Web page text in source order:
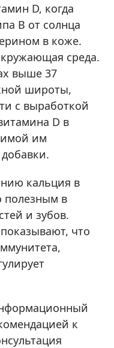
D, когда
B от солнца
в коже.
среда.
выше 37
широты,
с выработкой
D в
им
кальция в
полезным в
и зубов.
что
к